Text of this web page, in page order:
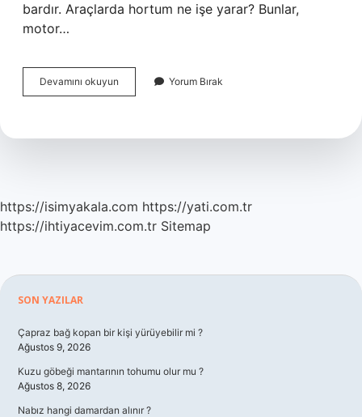
bardır. Araçlarda hortum ne işe yarar? Bunlar,
motor…
Devamını okuyun
Hortum
Yorum Bırak
https://isimyakala.com https://yati.com.tr
https://ihtiyacevim.com.tr Sitemap
Sidebar
SON YAZILAR
Çapraz bağ kopan bir kişi yürüyebilir mi ?
Ağustos 9, 2026
Kuzu göbeği mantarının tohumu olur mu ?
Ağustos 8, 2026
Nabız hangi damardan alınır ?